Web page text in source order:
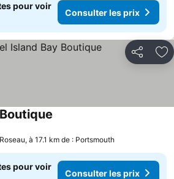
pour voir
Consulter les prix
Partager
Roseau, à 17.1 km de : Portsmouth
pour voir
Consulter les prix